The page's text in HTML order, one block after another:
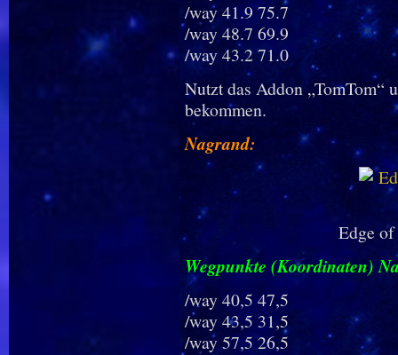
/way 41.9 75.7
/way 48.7 69.9
/way 43.2 71.0
Nutzt das Addon „TomTom“
bekommen.
Nagrand:
Edge
Wegpunkte (Koordinaten)
/way 40,5 47,5
/way 43,5 31,5
/way 57,5 26,5